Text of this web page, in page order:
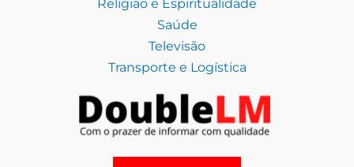
Religião e Espiritualidade
Saúde
Televisão
Transporte e Logística